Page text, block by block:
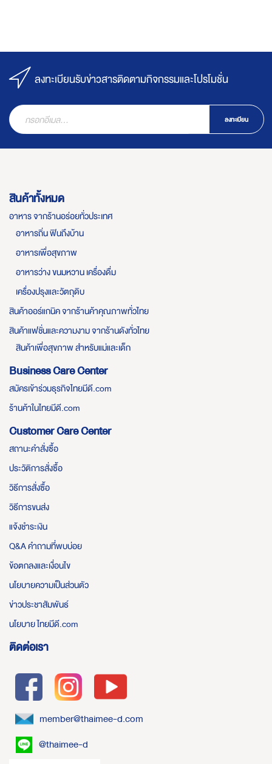
ลงทะเบียนรับข่าวสารติดตามกิจกรรมและโปรโมชั่น
ลงทะเบียน
สินค้าทั้งหมด
อาหาร จากร้านอร่อยทั่วประเทศ
อาหารถิ่น ฟินถึงบ้าน
อาหารเพื่อสุขภาพ
อาหารว่าง ขนมหวาน เครื่องดื่ม
เครื่องปรุงและวัตถุดิบ
สินค้าออร์แกนิค จากร้านค้าคุณภาพทั่วไทย
สินค้าแฟชั่นและความงาม จากร้านดังทั่วไทย
สินค้าเพื่อสุขภาพ สำหรับแม่และเด็ก
Business Care Center
สมัครเข้าร่วมธุรกิจไทยมีดี.com
ร้านค้าในไทยมีดี.com
Customer Care Center
สถานะคำสั่งซื้อ
ประวัติการสั่งซื้อ
วิธีการสั่งซื้อ
วิธีการขนส่ง
แจ้งชำระเงิน
Q&A คำถามที่พบบ่อย
ข้อตกลงและเงื่อนไข
นโยบายความเป็นส่วนตัว
ข่าวประชาสัมพันธ์
นโยบาย ไทยมีดี.com
ติดต่อเรา
member@thaimee-d.com
@thaimee-d